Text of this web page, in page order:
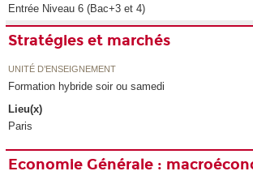
Entrée Niveau 6 (Bac+3 et 4)
Stratégies et marchés
UNITÉ D’ENSEIGNEMENT
Formation hybride soir ou samedi
Lieu(x)
Paris
Economie Générale :